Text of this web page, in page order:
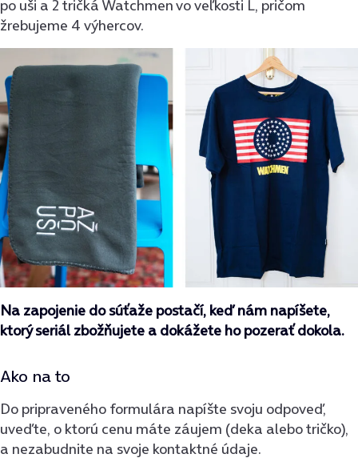
po uši a 2 tričká Watchmen vo veľkosti L, pričom
žrebujeme 4 výhercov.
Na zapojenie do súťaže postačí, keď nám napíšete,
ktorý seriál zbožňujete a dokážete ho pozerať dokola.
Ako na to
Do pripraveného formulára napíšte svoju odpoveď,
uveďte, o ktorú cenu máte záujem (deka alebo tričko),
a nezabudnite na svoje kontaktné údaje.